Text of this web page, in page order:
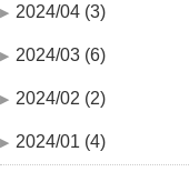
2024/04 (3)
2024/03 (6)
2024/02 (2)
2024/01 (4)